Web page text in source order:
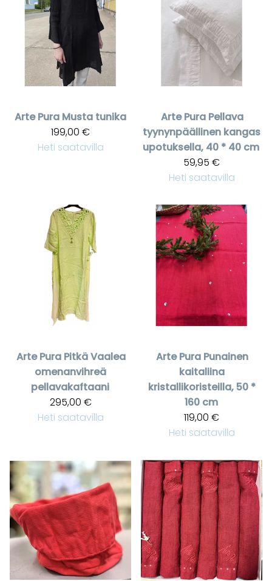
Arte Pura Musta tunika
199,00 €
Heti saatavilla
Arte Pura Pellava
tyynynpäällinen kangas
upotuksella, 40 * 40 cm
59,95 €
Heti saatavilla
Arte Pura Pitkä Vaalea
omenanvihreä
pellavakaftaani
295,00 €
Heti saatavilla
Arte Pura Punainen
kaitaliina
kristallikoristeilla, 50 *
160 cm
119,00 €
Heti saatavilla